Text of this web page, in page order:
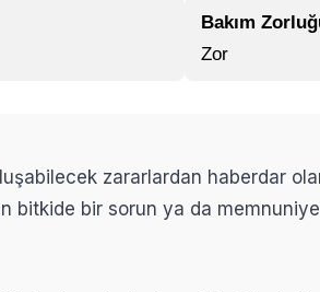
Bakım
Zor
zararlardan haberdar
bitkide bir sorun ya da